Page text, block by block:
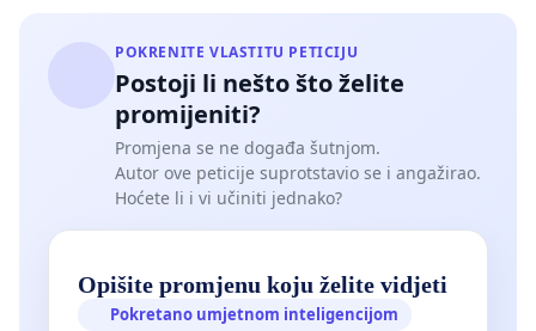
POKRENITE VLASTITU PETICIJU
Postoji li nešto što želite
promijeniti?
Promjena se ne događa šutnjom.
Autor ove peticije suprotstavio se i angažirao.
Hoćete li i vi učiniti jednako?
Opišite promjenu koju želite vidjeti
Pokretano umjetnom inteligencijom